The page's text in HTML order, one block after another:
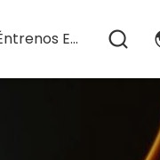
Éntrenos En Contacto Con